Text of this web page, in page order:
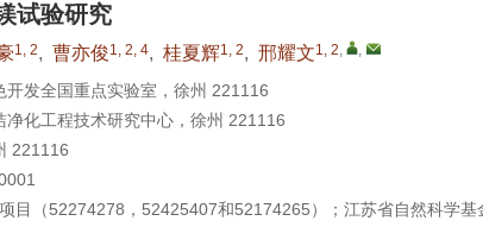
试验研究
1, 2, 曹亦俊1, 2, 4, 桂夏辉1, 2, 邢耀文1, 2, ,
发全国重点实验室，徐州 221116
化工程技术研究中心，徐州 221116
221116
目（52274278，52425407和52174265）；江苏省自然科学基